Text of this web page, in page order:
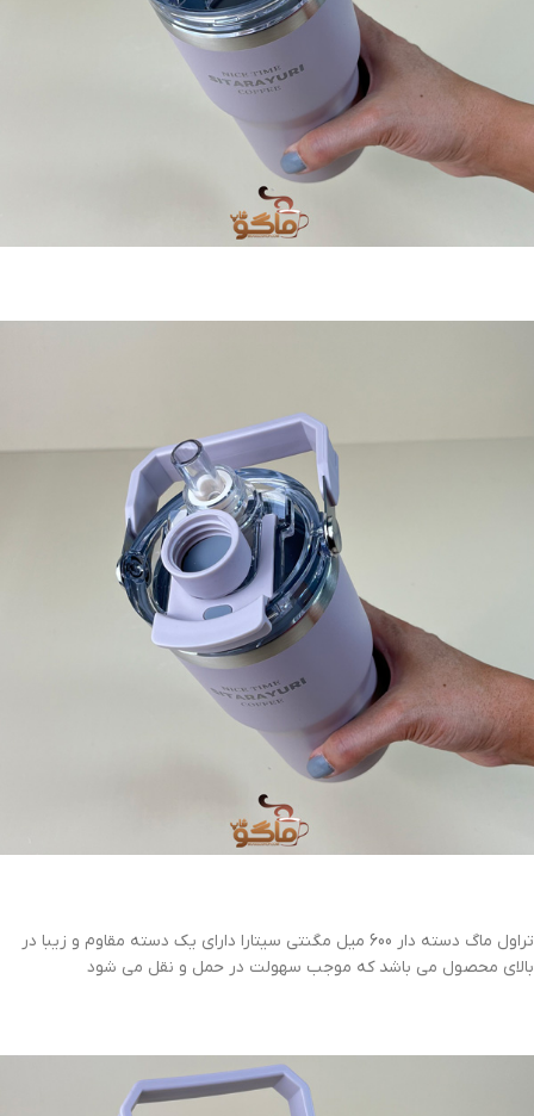
تراول ماگ دسته دار 600 میل مگنتی سیتارا دارای یک دسته مقاوم و زیبا در
بالای محصول می باشد که موجب سهولت در حمل و نقل می شود